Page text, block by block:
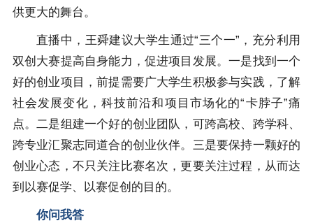
供更大的舞台。
直播中，王舜建议大学生通过“三个一”，充分利用
双创大赛提高自身能力，促进项目发展。一是找到一个
好的创业项目，前提需要广大学生积极参与实践，了解
社会发展变化，科技前沿和项目市场化的“卡脖子”痛
点。二是组建一个好的创业团队，可跨高校、跨学科、
跨专业汇聚志同道合的创业伙伴。三是要保持一颗好的
创业心态，不只关注比赛名次，更要关注过程，从而达
到以赛促学、以赛促创的目的。
你问我答